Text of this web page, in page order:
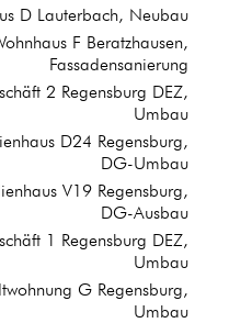
D Lauterbach, Neubau
F Beratzhausen,
Fassadensanierung
2 Regensburg DEZ,
Umbau
D24 Regensburg,
DG-Umbau
V19 Regensburg,
DG-Ausbau
1 Regensburg DEZ,
Umbau
G Regensburg,
Umbau